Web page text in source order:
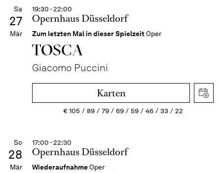
Sa
27
Mär
19:30 - 22:00
Opernhaus Düsseldorf
Zum letzten Mal in dieser SpielzeitOper
TOSCA
Giacomo Puccini
Karten
€105 89 79 69 59 46 33 22
So
28
Mär
17:00 - 22:30
Opernhaus Düsseldorf
WiederaufnahmeOper